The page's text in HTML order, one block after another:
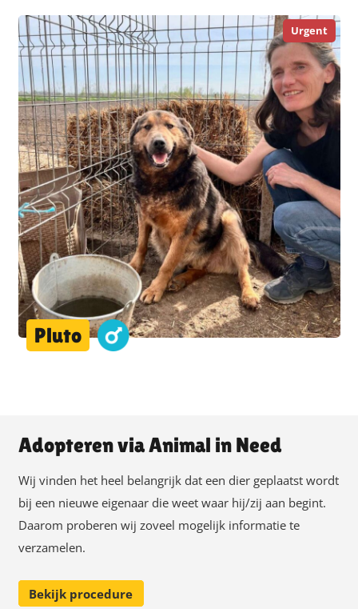
Urgent
Pluto
Adopteren via Animal in Need
Wij vinden het heel belangrijk dat een dier geplaatst wordt
bij een nieuwe eigenaar die weet waar hij/zij aan begint.
Daarom proberen wij zoveel mogelijk informatie te
verzamelen.
Bekijk procedure